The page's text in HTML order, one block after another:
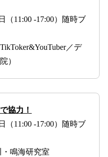
（11:00 -17:00）随時ブ
／デ
）
協力！
（11:00 -17:00）随時ブ
鳴海研究室